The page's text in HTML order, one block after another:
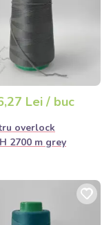
Lei / buc
overlock
2700 m grey